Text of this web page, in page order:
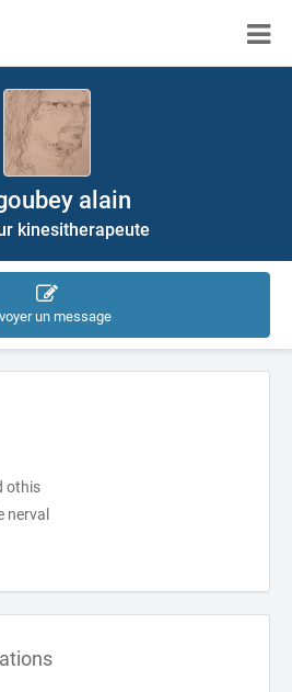
alain
kinesitherapeute
un message
othis
nerval